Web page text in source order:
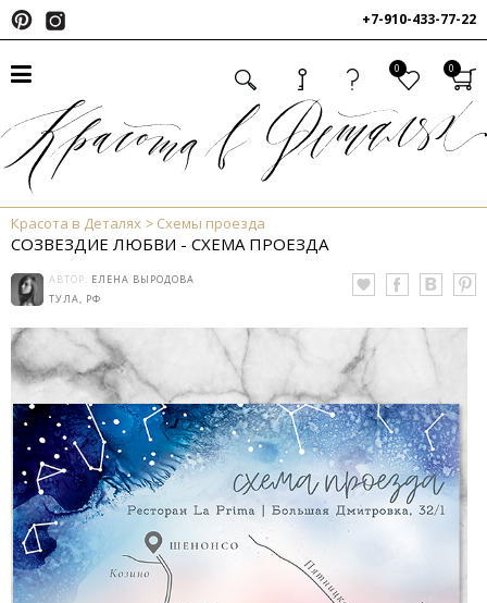
+7-910-433-77-22
0 0
Красота в Деталях Схемы проезда
СОЗВЕЗДИЕ ЛЮБВИ - СХЕМА ПРОЕЗДА
АВТОР: ЕЛЕНА ВЫРОДОВА
ТУЛА, РФ